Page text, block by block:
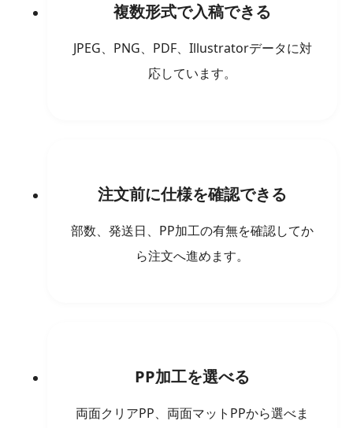
複数形式で入稿できる
JPEG、PNG、PDF、Illustratorデータに対
応しています。
注文前に仕様を確認できる
部数、発送日、PP加工の有無を確認してか
ら注文へ進めます。
PP加工を選べる
両面クリアPP、両面マットPPから選べま